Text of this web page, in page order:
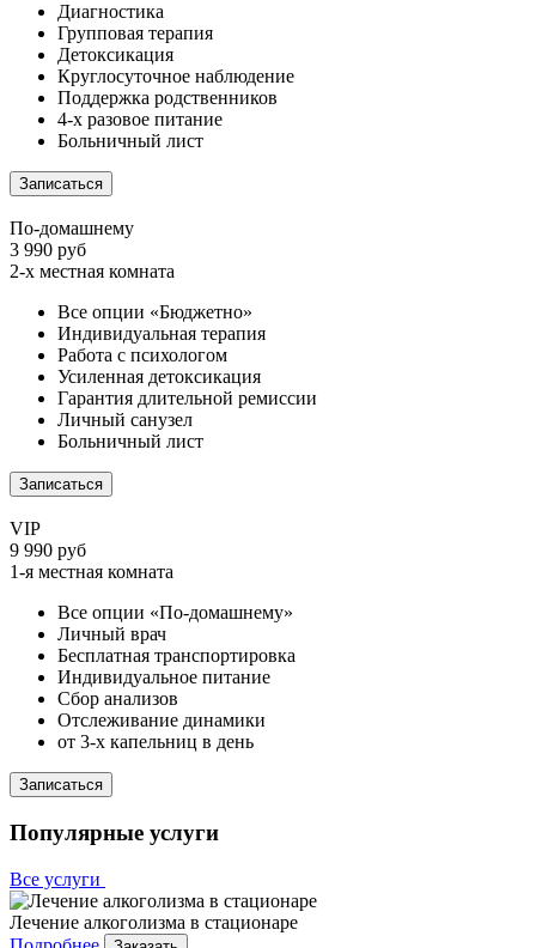
Диагностика
Групповая терапия
Детоксикация
Круглосуточное наблюдение
Поддержка родственников
4-х разовое питание
Больничный лист
Записаться
По-домашнему
3 990 руб
2-х местная комната
Все опции «Бюджетно»
Индивидуальная терапия
Работа с психологом
Усиленная детоксикация
Гарантия длительной ремиссии
Личный санузел
Больничный лист
Записаться
VIP
9 990 руб
1-я местная комната
Все опции «По-домашнему»
Личный врач
Бесплатная транспортировка
Индивидуальное питание
Сбор анализов
Отслеживание динамики
от 3-х капельниц в день
Записаться
Популярные услуги
Все услуги
Лечение алкоголизма в стационаре